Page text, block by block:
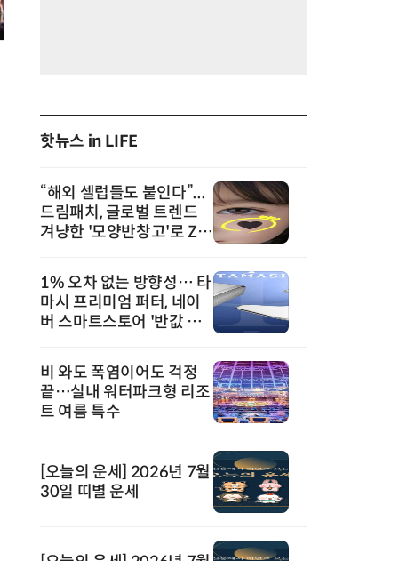
핫뉴스 in LIFE
“해외 셀럽들도 붙인다”...
드림패치, 글로벌 트렌드
겨냥한 '모양반창고'로 Z세
1% 오차 없는 방향성… 타
마시 프리미엄 퍼터, 네이
버 스마트스토어 '반값 할
비 와도 폭염이어도 걱정
끝…실내 워터파크형 리조
트 여름 특수
[오늘의 운세] 2026년 7월
30일 띠별 운세